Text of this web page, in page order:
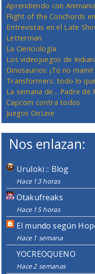
Aprendiendo con
Flight of the Conchords
Entrevistas en el Late
Letterman
La Cienciología
Los videojuegos de
Dinosaurios: ¡Tú no mami!
Transformers: todo lo
La semana de... Padre de
Capcom contra todos
Juegos OnLine
Nos enlazan:
Uruloki :: Blog
Hace 13 horas
Otakufreaks
Hace 15 horas
El mundo según
Hace 1 semana
YOCREOQUENO
Hace 2 semanas